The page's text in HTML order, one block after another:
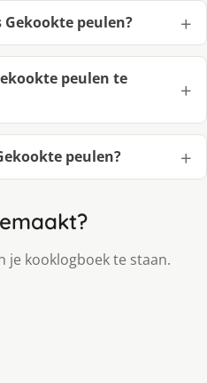
Gekookte peulen?
peulen te
peulen?
kooklogboek te staan.